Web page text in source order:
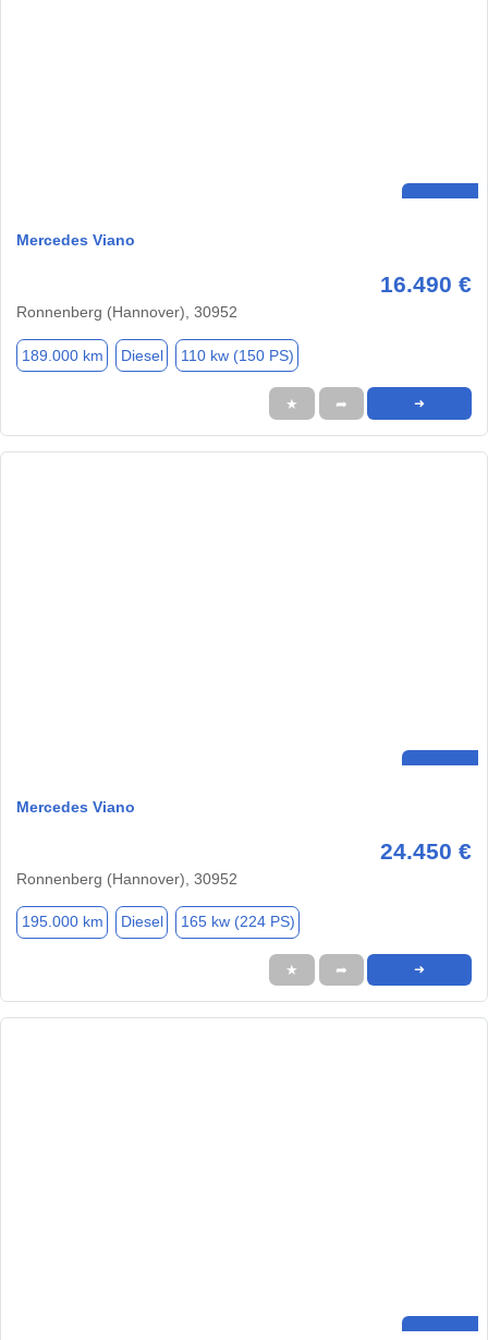
Mercedes Viano
16.490 €
Ronnenberg (Hannover), 30952
189.000 km Diesel 110 kw (150 PS)
★ ➦ ➜
Mercedes Viano
24.450 €
Ronnenberg (Hannover), 30952
195.000 km Diesel 165 kw (224 PS)
★ ➦ ➜